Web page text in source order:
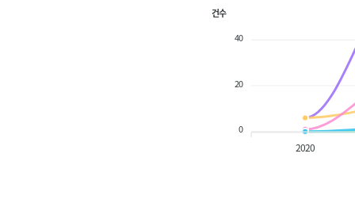
40
20
0
건수
2020